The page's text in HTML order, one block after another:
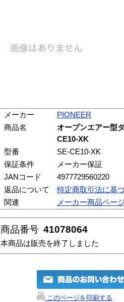
メーカー
PIONEER
商品名
オープンエアー型
CE10-XK
型番
SE-CE10-XK
保証条件
メーカー保証
JANコード
4977729560220
返品について
特定商取引法に基
関連
メーカー商品ペー
商品番号 41078064
本商品は販売を終了しました
このページを印刷する